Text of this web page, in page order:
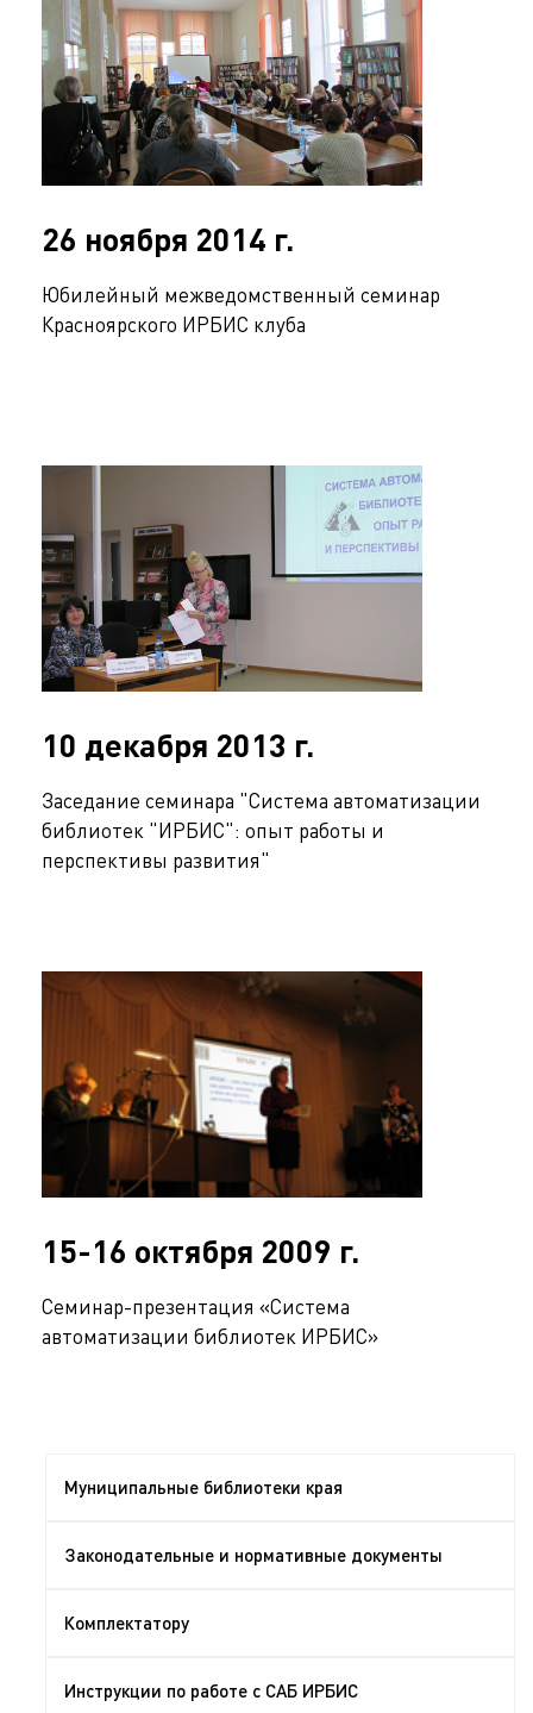
26 ноября 2014 г.
Юбилейный межведомственный семинар
Красноярского ИРБИС клуба
10 декабря 2013 г.
Заседание семинара "Система автоматизации
библиотек "ИРБИС": опыт работы и
перспективы развития"
15-16 октября 2009 г.
Семинар-презентация «Система
автоматизации библиотек ИРБИС»
Муниципальные библиотеки края
Законодательные и нормативные документы
Комплектатору
Инструкции по работе с САБ ИРБИС